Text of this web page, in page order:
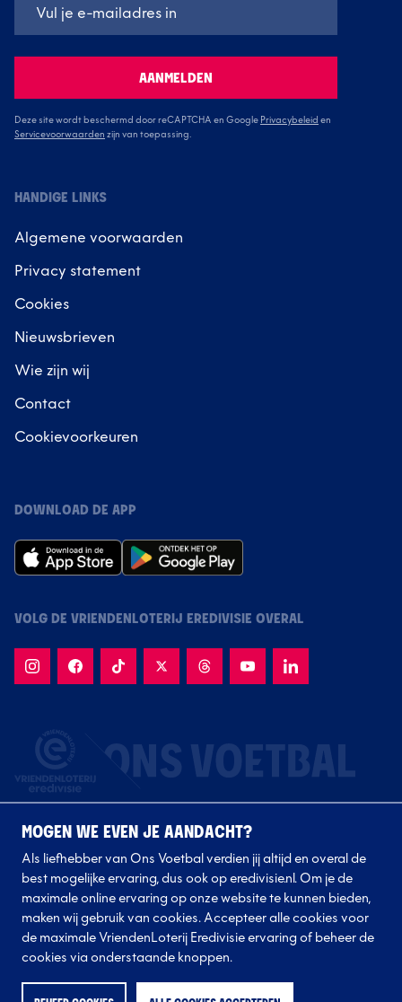
AANMELDEN
Deze site wordt beschermd door reCAPTCHA en Google Privacybeleid en
Servicevoorwaarden zijn van toepassing.
HANDIGE LINKS
Algemene voorwaarden
Privacy statement
Cookies
Nieuwsbrieven
Wie zijn wij
Contact
Cookievoorkeuren
DOWNLOAD DE APP
VOLG DE VRIENDENLOTERIJ EREDIVISIE OVERAL
Volg onze clubs
MOGEN WE EVEN JE AANDACHT?
Als liefhebber van Ons Voetbal verdien jij altijd en overal de
best mogelijke ervaring, dus ook op eredivisie.nl. Om je de
maximale online ervaring op onze website te kunnen bieden,
maken wij gebruik van cookies. Accepteer alle cookies voor
de maximale VriendenLoterij Eredivisie ervaring of beheer de
cookies via onderstaande knoppen.